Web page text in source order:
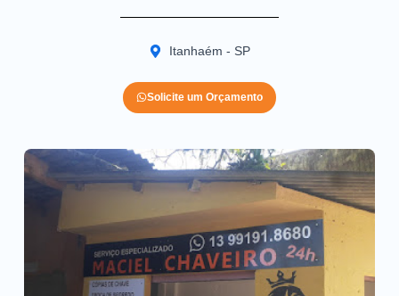
Itanhaém - SP
Solicite um Orçamento